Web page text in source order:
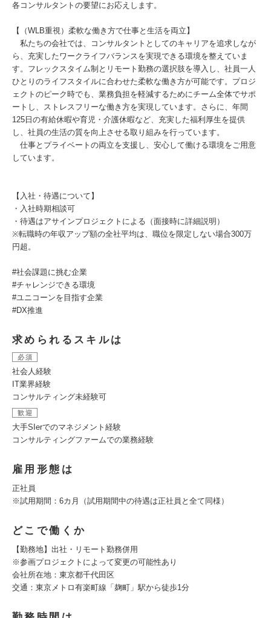
各コンサルタントの要望にお応えします。
【（WLB重視）柔軟な働き方で仕事と生活を両立】
私たちの会社では、コンサルタントとしてのキャリアを追求しなが
ら、充実したワークライフバランスを実現できる環境を整えていま
す。フレックスタイム制とリモート勤務の選択肢を導入し、社員一人
ひとりのライフスタイルに合わせた柔軟な働き方が可能です。プロジ
ェクトのピーク時でも、業務負担を軽減するためにチーム全体でサポ
ートし、ストレスフリーな働き方を実現しています。さらに、年間
125日の有給休暇や育児・介護休暇など、充実した福利厚生を提供
し、社員の生活の質を向上させる取り組みを行っています。
仕事とプライベートの両立を支援し、安心して働ける環境をご用意
しています。
【入社・待遇について】
・入社時期相談可
・待遇はアサインプロジェクトによる（面接時に詳細説明）
※転職時の年収アップ額の全社平均は、職位を限定しない場合300万
円超。
#社会課題に挑む企業
#チャレンジできる環境
#ユニコーンを目指す企業
#DX推進
求められるスキルは
必須
社会人経験
IT業界経験
コンサルティング未経験可
歓迎
大手SIerでのマネジメント経験
コンサルティングファームでの業務経験
雇用形態は
正社員
※試用期間：6カ月（試用期間中の待遇は正社員と全て同様）
どこで働くか
【勤務地】出社・リモート勤務併用
※参画プロジェクトによって変更の可能性あり
会社所在地：東京都千代田区
交通：東京メトロ有楽町線「麹町」駅から徒歩1分